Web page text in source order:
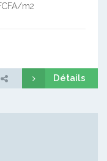
m2
Détails